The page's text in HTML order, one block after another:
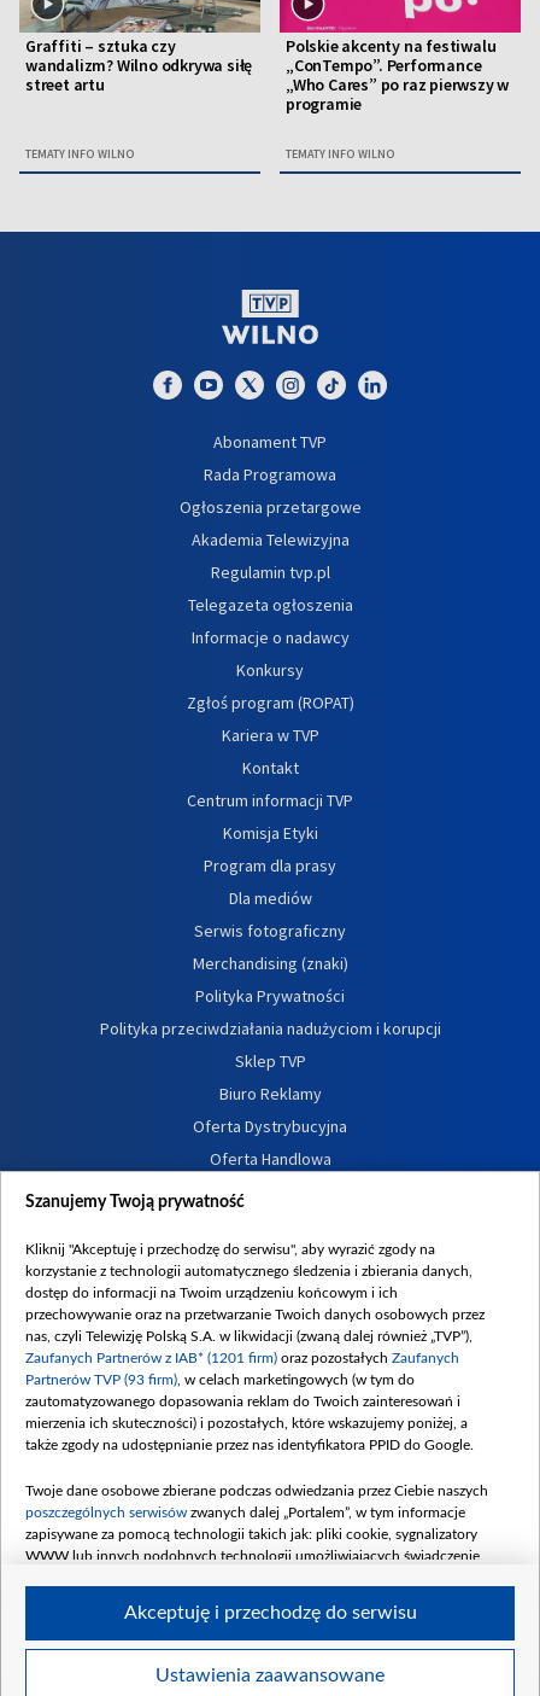
Graffiti – sztuka czy
wandalizm? Wilno odkrywa siłę
street artu
TEMATY INFO WILNO
Polskie akcenty na festiwalu
„ConTempo”. Performance
„Who Cares” po raz pierwszy w
programie
TEMATY INFO WILNO
Abonament TVP
Rada Programowa
Ogłoszenia przetargowe
Akademia Telewizyjna
Regulamin tvp.pl
Telegazeta ogłoszenia
Informacje o nadawcy
Konkursy
Zgłoś program (ROPAT)
Kariera w TVP
Kontakt
Centrum informacji TVP
Komisja Etyki
Program dla prasy
Dla mediów
Serwis fotograficzny
Merchandising (znaki)
Polityka Prywatności
Polityka przeciwdziałania nadużyciom i korupcji
Sklep TVP
Biuro Reklamy
Oferta Dystrybucyjna
Oferta Handlowa
Dostępność
Procedura zgłoszeń wewnętrznych
Szanujemy Twoją prywatność
Kliknij "Akceptuję i przechodzę do serwisu", aby wyrazić zgody na
korzystanie z technologii automatycznego śledzenia i zbierania danych,
dostęp do informacji na Twoim urządzeniu końcowym i ich
przechowywanie oraz na przetwarzanie Twoich danych osobowych przez
nas, czyli Telewizję Polską S.A. w likwidacji (zwaną dalej również „TVP”),
Zaufanych Partnerów z IAB* (1201 firm) oraz pozostałych Zaufanych
Partnerów TVP (93 firm) , w celach marketingowych (w tym do
zautomatyzowanego dopasowania reklam do Twoich zainteresowań i
mierzenia ich skuteczności) i pozostałych, które wskazujemy poniżej, a
także zgody na udostępnianie przez nas identyfikatora PPID do Google.
Twoje dane osobowe zbierane podczas odwiedzania przez Ciebie naszych
poszczególnych serwisów zwanych dalej „Portalem”, w tym informacje
zapisywane za pomocą technologii takich jak: pliki cookie, sygnalizatory
WWW lub innych podobnych technologii umożliwiających świadczenie
Twoje dane osobowe zbierane podczas odwiedzania przez Ciebie
Ustawienia zaawansowane
Akceptuję i przechodzę do serwisu